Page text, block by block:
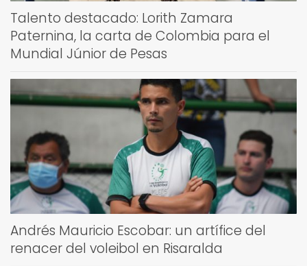
Talento destacado: Lorith Zamara
Paternina, la carta de Colombia para el
Mundial Júnior de Pesas
Andrés Mauricio Escobar: un artífice del
renacer del voleibol en Risaralda